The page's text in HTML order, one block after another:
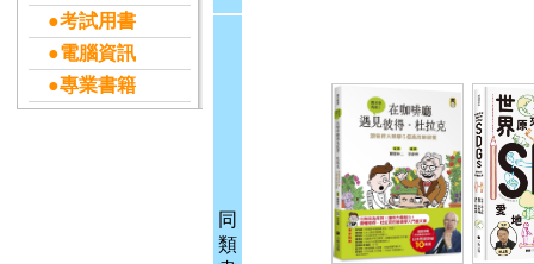
●考試用書
●電腦資訊
●專業書籍
同
類